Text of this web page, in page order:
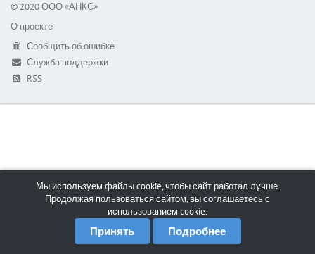
© 2020 ООО «АНКС»
О проекте
Сообщить об ошибке
Служба поддержки
RSS
Мы используем файлы cookie, чтобы сайт работал лучше.
Продолжая пользоваться сайтом, вы соглашаетесь с
использованием cookie.
Принять Подробнее